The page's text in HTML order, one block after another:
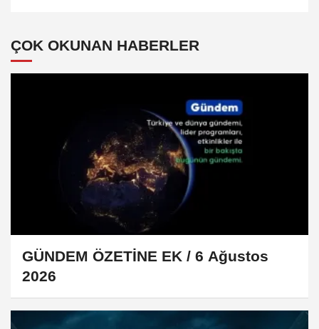
ÇOK OKUNAN HABERLER
GÜNDEM ÖZETİNE EK / 6 Ağustos
2026